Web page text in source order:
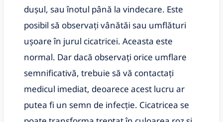
dușul, sau înotul până la vindecare. Este
posibil să observați vânătăi sau umflături
ușoare în jurul cicatricei. Aceasta este
normal. Dar dacă observați orice umflare
semnificativă, trebuie să vă contactați
medicul imediat, deoarece acest lucru ar
putea fi un semn de infecție. Cicatricea se